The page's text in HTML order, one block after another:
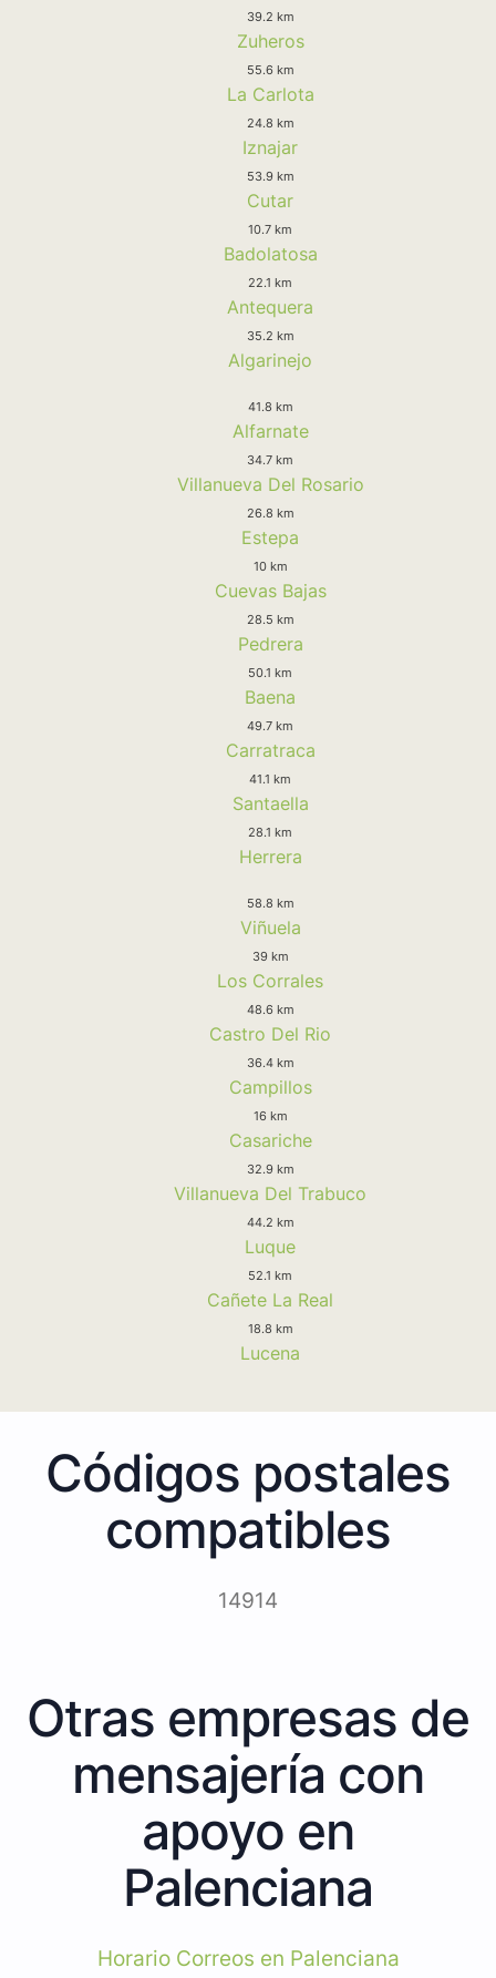
39.2 km
Zuheros
55.6 km
La Carlota
24.8 km
Iznajar
53.9 km
Cutar
10.7 km
Badolatosa
22.1 km
Antequera
35.2 km
Algarinejo
41.8 km
Alfarnate
34.7 km
Villanueva Del Rosario
26.8 km
Estepa
10 km
Cuevas Bajas
28.5 km
Pedrera
50.1 km
Baena
49.7 km
Carratraca
41.1 km
Santaella
28.1 km
Herrera
58.8 km
Viñuela
39 km
Los Corrales
48.6 km
Castro Del Rio
36.4 km
Campillos
16 km
Casariche
32.9 km
Villanueva Del Trabuco
44.2 km
Luque
52.1 km
Cañete La Real
18.8 km
Lucena
Códigos postales
compatibles
14914
Otras empresas de
mensajería con
apoyo en
Palenciana
Horario Correos en Palenciana